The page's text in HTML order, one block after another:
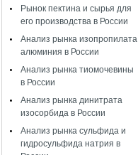
Рынок пектина и сырья для
его производства в России
Анализ рынка изопропилата
алюминия в России
Анализ рынка тиомочевины
в России
Анализ рынка динитрата
изосорбида в России
Анализ рынка сульфида и
гидросульфида натрия в